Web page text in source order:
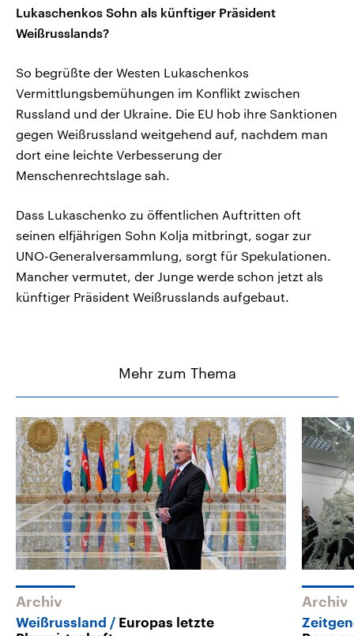
Lukaschenkos Sohn als künftiger Präsident
Weißrusslands?
So begrüßte der Westen Lukaschenkos
Vermittlungsbemühungen im Konflikt zwischen
Russland und der Ukraine. Die EU hob ihre Sanktionen
gegen Weißrussland weitgehend auf, nachdem man
dort eine leichte Verbesserung der
Menschenrechtslage sah.
Dass Lukaschenko zu öffentlichen Auftritten oft
seinen elfjährigen Sohn Kolja mitbringt, sogar zur
UNO-Generalversammlung, sorgt für Spekulationen.
Mancher vermutet, der Junge werde schon jetzt als
künftiger Präsident Weißrusslands aufgebaut.
Mehr zum Thema
Archiv
Weißrussland
Europas letzte
Archiv